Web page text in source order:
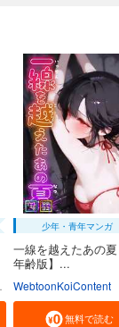
少年・青年マンガ
一線を越えたあの
年齢版】...
WebtoonKoiContent
無料で読む